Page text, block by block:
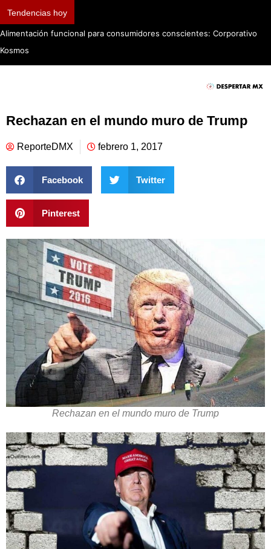
Tendencias hoy
Rechazan en el mundo muro de Trump
ReporteDMX febrero 1, 2017
Facebook Twitter
Pinterest
Rechazan en el mundo muro de Trump